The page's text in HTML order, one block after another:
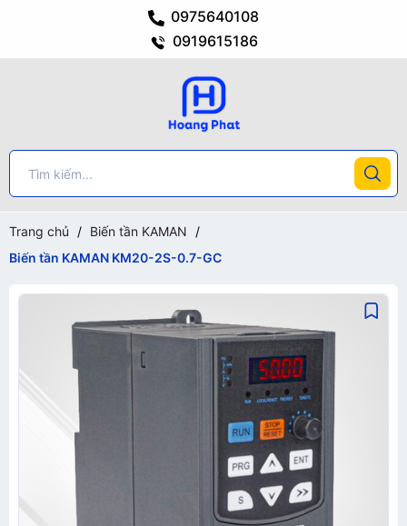
0975640108
0919615186
Trang chủ / Biến tần KAMAN
/
Biến tần KAMAN KM20-2S-0.7-GC